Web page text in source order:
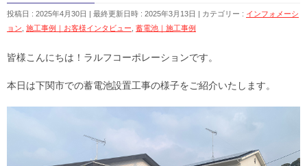
投稿日 : 2025年4月30日 最終更新日時 : 2025年3月13日 カテゴリー : インフォメーシ
ョン 施工事例｜お客様インタビュー 蓄電池｜施工事例
皆様こんにちは！ラルフコーポレーションです。
本日は下関市での蓄電池設置工事の様子をご紹介いたします。